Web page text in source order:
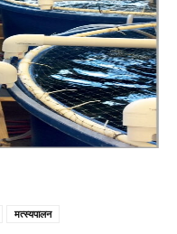
मत्स्यपालन